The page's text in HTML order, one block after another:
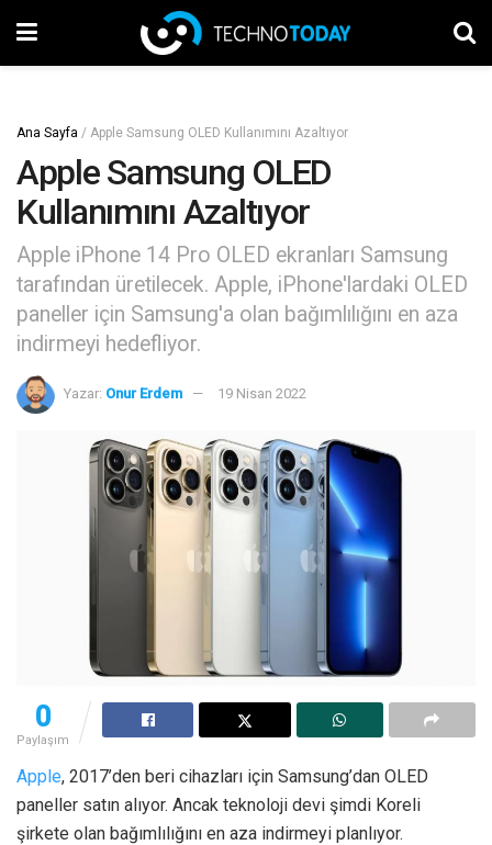
Ana Sayfa / Apple Samsung OLED Kullanımını Azaltıyor
Apple Samsung OLED
Kullanımını Azaltıyor
Apple iPhone 14 Pro OLED ekranları Samsung
tarafından üretilecek. Apple, iPhone'lardaki OLED
paneller için Samsung'a olan bağımlılığını en aza
indirmeyi hedefliyor.
Yazar: Onur Erdem 19 Nisan 2022
0
Paylaşım
Apple, 2017’den beri cihazları için Samsung’dan OLED
paneller satın alıyor. Ancak teknoloji devi şimdi Koreli
şirkete olan bağımlılığını en aza indirmeyi planlıyor.